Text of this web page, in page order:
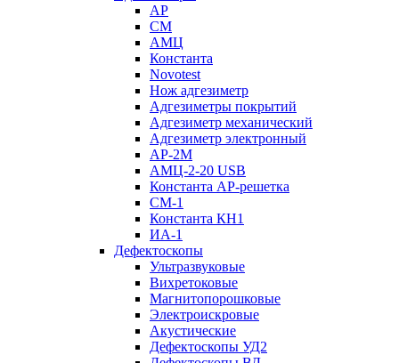
АР
СМ
АМЦ
Константа
Novotest
Нож адгезиметр
Адгезиметры покрытий
Адгезиметр механический
Адгезиметр электронный
АР-2М
АМЦ-2-20 USB
Константа АР-решетка
СМ-1
Константа КН1
ИА-1
Дефектоскопы
Ультразвуковые
Вихретоковые
Магнитопорошковые
Электроискровые
Акустические
Дефектоскопы УД2